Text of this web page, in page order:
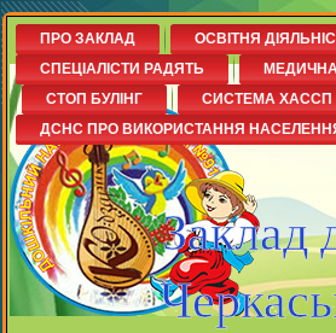
Заклад
ПРО ЗАКЛАД
ОСВІТНЯ
СПЕЦІАЛІСТИ РАДЯТЬ
СТОП БУЛІНГ
СИСТЕМА ХАССП
ДСНС ПРО ВИКОРИСТАННЯ